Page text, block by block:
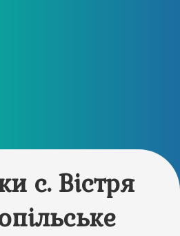
с. Вістря